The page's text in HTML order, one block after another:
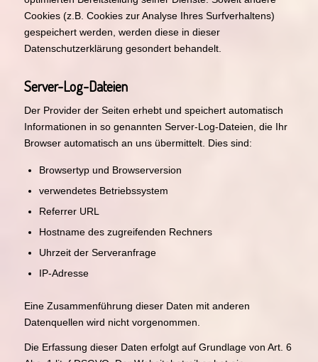
Cookies (z.B. Cookies zur Analyse Ihres Surfverhaltens)
gespeichert werden, werden diese in dieser
Datenschutzerklärung gesondert behandelt.
Server-Log-Dateien
Der Provider der Seiten erhebt und speichert automatisch
Informationen in so genannten Server-Log-Dateien, die Ihr
Browser automatisch an uns übermittelt. Dies sind:
Browsertyp und Browserversion
verwendetes Betriebssystem
Referrer URL
Hostname des zugreifenden Rechners
Uhrzeit der Serveranfrage
IP-Adresse
Eine Zusammenführung dieser Daten mit anderen
Datenquellen wird nicht vorgenommen.
Die Erfassung dieser Daten erfolgt auf Grundlage von Art. 6